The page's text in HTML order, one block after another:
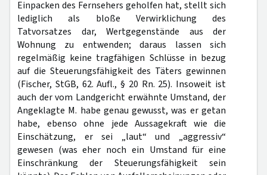
Einpacken des Fernsehers geholfen hat, stellt sich
lediglich als bloße Verwirklichung des
Tatvorsatzes dar, Wertgegenstände aus der
Wohnung zu entwenden; daraus lassen sich
regelmäßig keine tragfähigen Schlüsse in bezug
auf die Steuerungsfähigkeit des Täters gewinnen
(Fischer, StGB, 62. Aufl., § 20 Rn. 25). Insoweit ist
auch der vom Landgericht erwähnte Umstand, der
Angeklagte M. habe genau gewusst, was er getan
habe, ebenso ohne jede Aussagekraft wie die
Einschätzung, er sei „laut“ und „aggressiv“
gewesen (was eher noch ein Umstand für eine
Einschränkung der Steuerungsfähigkeit sein